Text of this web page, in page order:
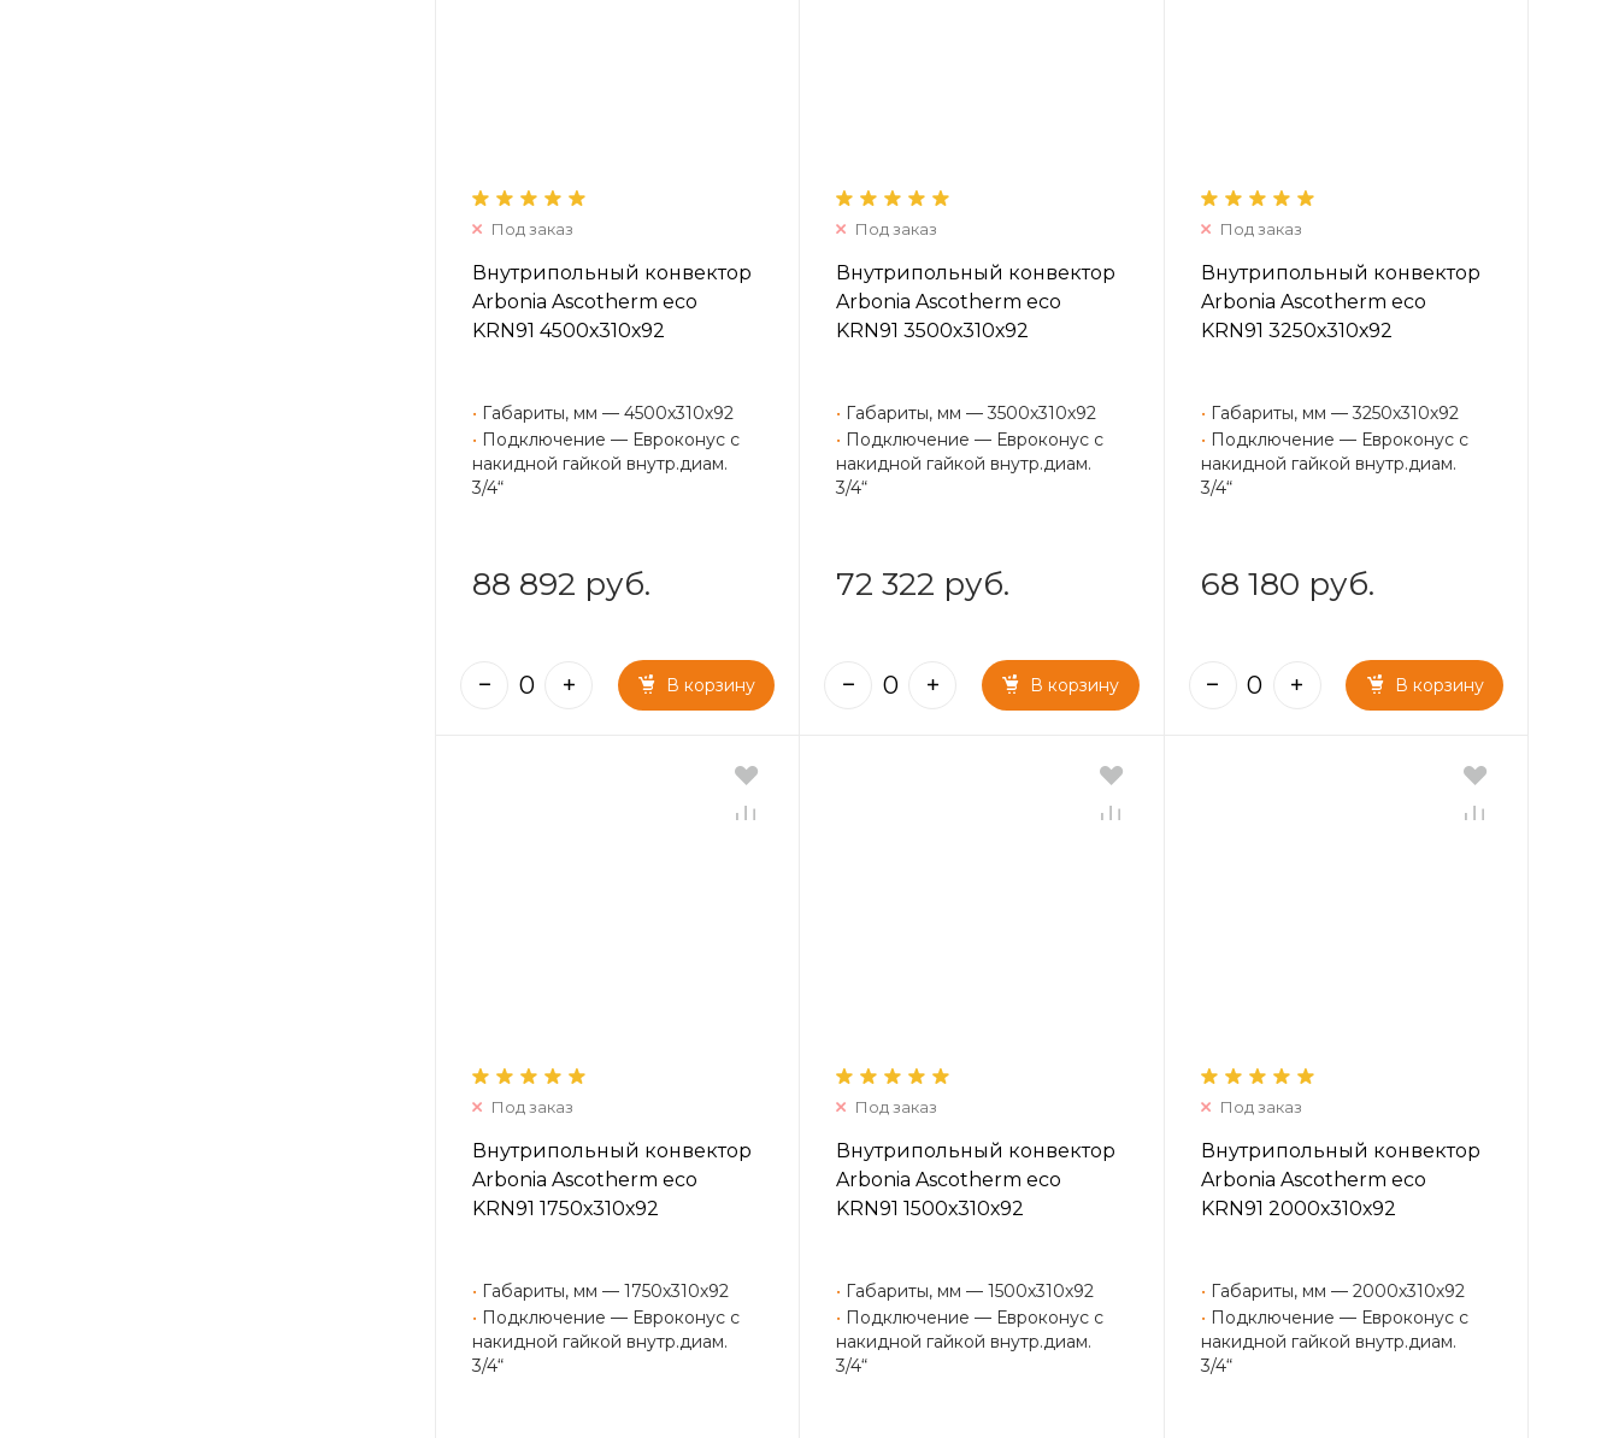
Под заказ
Внутрипольный конвектор
Arbonia Ascotherm eco
KRN91 4500х310х92
• Габариты, мм — 4500х310х92
• Подключение — Евроконус с
накидной гайкой внутр.диам.
3/4“
88 892 руб.
В корзину
Под заказ
Внутрипольный конвектор
Arbonia Ascotherm eco
KRN91 3500х310х92
• Габариты, мм — 3500х310х92
• Подключение — Евроконус с
накидной гайкой внутр.диам.
3/4“
72 322 руб.
В корзину
Под заказ
Внутрипольный конвектор
Arbonia Ascotherm eco
KRN91 3250х310х92
• Габариты, мм — 3250х310х92
• Подключение — Евроконус с
накидной гайкой внутр.диам.
3/4“
68 180 руб.
В корзину
Под заказ
Внутрипольный конвектор
Arbonia Ascotherm eco
KRN91 1750х310х92
• Габариты, мм — 1750х310х92
• Подключение — Евроконус с
накидной гайкой внутр.диам.
3/4“
Под заказ
Внутрипольный конвектор
Arbonia Ascotherm eco
KRN91 1500х310х92
• Габариты, мм — 1500х310х92
• Подключение — Евроконус с
накидной гайкой внутр.диам.
3/4“
Под заказ
Внутрипольный конвектор
Arbonia Ascotherm eco
KRN91 2000х310х92
• Габариты, мм — 2000х310х92
• Подключение — Евроконус с
накидной гайкой внутр.диам.
3/4“